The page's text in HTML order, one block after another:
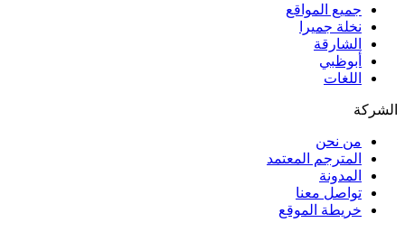
جميع المواقع
نخلة جميرا
الشارقة
أبوظبي
اللغات
الشركة
من نحن
المترجم المعتمد
المدونة
تواصل معنا
خريطة الموقع